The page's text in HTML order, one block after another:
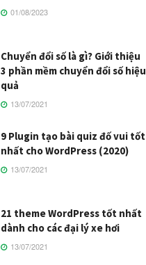
01/08/2023
Chuyển đổi số là gì? Giới thiệu
3 phần mềm chuyển đổi số hiệu
quả
13/07/2021
9 Plugin tạo bài quiz đố vui tốt
nhất cho WordPress (2020)
13/07/2021
21 theme WordPress tốt nhất
dành cho các đại lý xe hơi
13/07/2021